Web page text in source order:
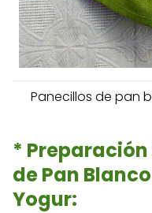
Panecillos de pan
*
de Pan
Yogur: